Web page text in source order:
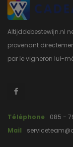
Altijddebestewijn.nl
provenant
par le vigneron lui-
Téléphone
085 -
Mail